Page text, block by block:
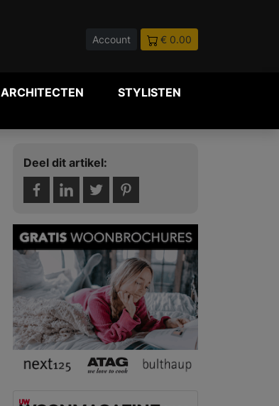
Account € 0.00
ARCHITECTEN STYLISTEN
Deel dit artikel: